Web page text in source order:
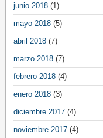
junio 2018 (1)
mayo 2018 (5)
abril 2018 (7)
marzo 2018 (7)
febrero 2018 (4)
enero 2018 (3)
diciembre 2017 (4)
noviembre 2017 (4)